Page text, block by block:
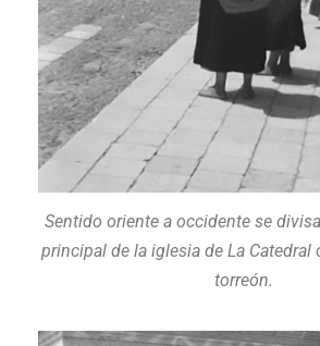
Sentido oriente a occidente se
principal de la iglesia de La Catedral
torreón.